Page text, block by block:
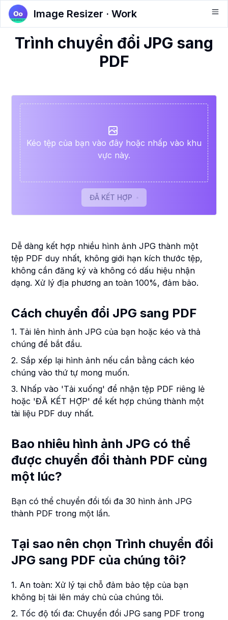
Image Resizer · Work
Trình chuyển đổi JPG sang
PDF
Kéo tệp của bạn vào đây hoặc nhấp vào khu
vực này.
ĐÃ KẾT HỢP
Dễ dàng kết hợp nhiều hình ảnh JPG thành một
tệp PDF duy nhất, không giới hạn kích thước tệp,
không cần đăng ký và không có dấu hiệu nhận
dạng. Xử lý địa phương an toàn 100%, đảm bảo.
Cách chuyển đổi JPG sang PDF
1. Tải lên hình ảnh JPG của bạn hoặc kéo và thả
chúng để bắt đầu.
2. Sắp xếp lại hình ảnh nếu cần bằng cách kéo
chúng vào thứ tự mong muốn.
3. Nhấp vào 'Tải xuống' để nhận tệp PDF riêng lẻ
hoặc 'ĐÃ KẾT HỢP' để kết hợp chúng thành một
tài liệu PDF duy nhất.
Bao nhiêu hình ảnh JPG có thể
được chuyển đổi thành PDF cùng
một lúc?
Bạn có thể chuyển đổi tối đa 30 hình ảnh JPG
thành PDF trong một lần.
Tại sao nên chọn Trình chuyển đổi
JPG sang PDF của chúng tôi?
1. An toàn: Xử lý tại chỗ đảm bảo tệp của bạn
không bị tải lên máy chủ của chúng tôi.
2. Tốc độ tối đa: Chuyển đổi JPG sang PDF trong